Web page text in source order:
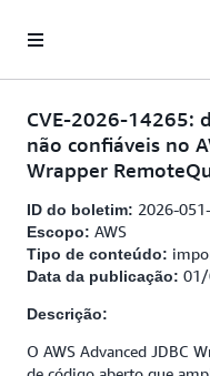
Pular para o conteúdo
CVE-2026-14265:
não confiáveis no
Wrapper
ID do boletim: 2026-
Escopo: AWS
Tipo de conteúdo:
Data da publicação: 01/
Descrição:
O AWS Advanced JDBC